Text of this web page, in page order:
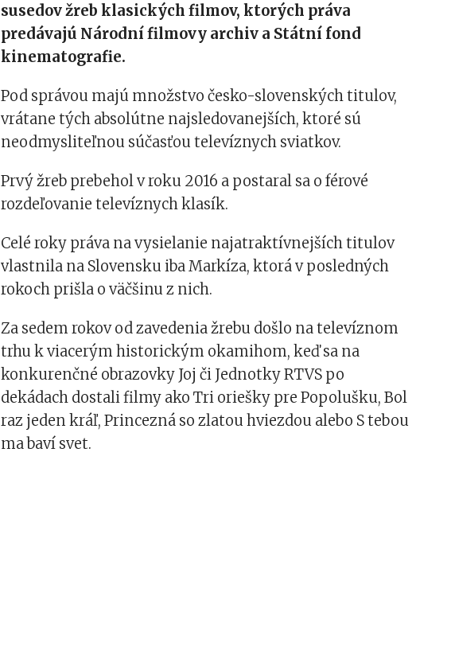
susedov žreb klasických filmov, ktorých práva
predávajú Národní filmovy archiv a Státní fond
kinematografie.
Pod správou majú množstvo česko-slovenských titulov,
vrátane tých absolútne najsledovanejších, ktoré sú
neodmysliteľnou súčasťou televíznych sviatkov.
Prvý žreb prebehol v roku 2016 a postaral sa o férové
rozdeľovanie televíznych klasík.
Celé roky práva na vysielanie najatraktívnejších titulov
vlastnila na Slovensku iba Markíza, ktorá v posledných
rokoch prišla o väčšinu z nich.
Za sedem rokov od zavedenia žrebu došlo na televíznom
trhu k viacerým historickým okamihom, keď sa na
konkurenčné obrazovky Joj či Jednotky RTVS po
dekádach dostali filmy ako Tri oriešky pre Popolušku, Bol
raz jeden kráľ, Princezná so zlatou hviezdou alebo S tebou
ma baví svet.